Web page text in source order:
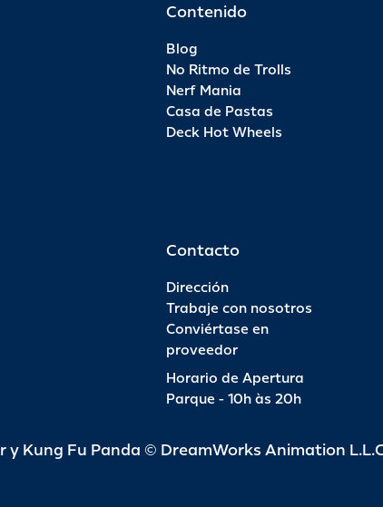
Contenido
Blog
No Ritmo de Trolls
Nerf Mania
Casa de Pastas
Deck Hot Wheels
Contacto
Dirección
Trabaje con nosotros
Conviértase en
proveedor
Horario de Apertura
Parque - 10h às 20h
y Kung Fu Panda © DreamWorks Animation